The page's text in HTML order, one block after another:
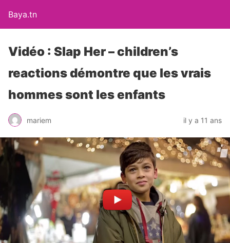
Baya.tn
Vidéo : Slap Her – children’s
reactions démontre que les vrais
hommes sont les enfants
mariem il y a 11 ans